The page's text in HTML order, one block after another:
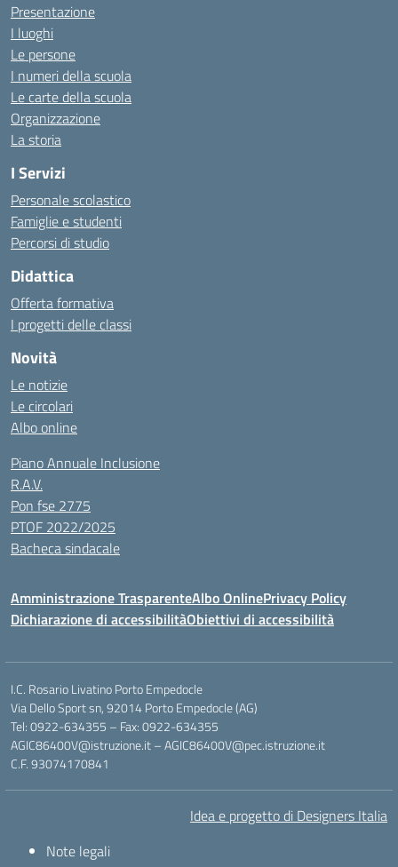
Presentazione
I luoghi
Le persone
I numeri della scuola
Le carte della scuola
Organizzazione
La storia
I Servizi
Personale scolastico
Famiglie e studenti
Percorsi di studio
Didattica
Offerta formativa
I progetti delle classi
Novità
Le notizie
Le circolari
Albo online
Piano Annuale Inclusione
R.A.V.
Pon fse 2775
PTOF 2022/2025
Bacheca sindacale
Amministrazione TrasparenteAlbo OnlinePrivacy Policy
Dichiarazione di accessibilitàObiettivi di accessibilità
I.C. Rosario Livatino Porto Empedocle
Via Dello Sport sn, 92014 Porto Empedocle (AG)
Tel: 0922-634355 – Fax: 0922-634355
AGIC86400V@istruzione.it–AGIC86400V@pec.istruzione.it
C.F. 93074170841
Idea e progetto di Designers Italia
Note legali